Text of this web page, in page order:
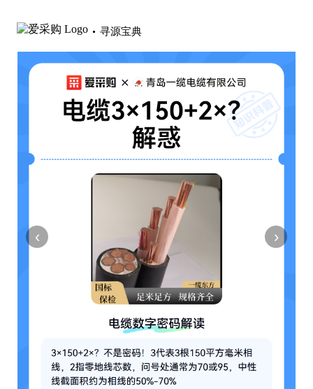
寻源宝典
‹ ›